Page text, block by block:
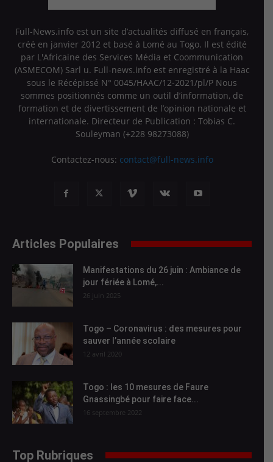
Full-News.info est un site d’actualités diffusé en français,
créé en janvier 2012 et basé à Lomé au Togo. Il est édité
par L'Africaine des Services Média et Coommunication
(ASMECOM) Sarl u. Full-news.info est enregistré à la Haac
sous le Récépissé N° 0045/HAAC/12-2021/pl/P Nous
sommes positionnés comme un outil d’information, de
formation et de divertissement de l’opinion nationale et
internationale. Directeur de Publication : Tobias C.
Souleyman (+228 98273088)
Contactez-nous: contact@full-news.info
Articles Populaires
Manifestations du 26 juin : Ambiance de
jour fériée à Lomé,...
26 juin 2025
Togo – Coronavirus : des mesures pour
sauver l’année scolaire
12 avril 2020
Togo : les 10 mesures de Faure
Gnassingbé pour faire face...
16 septembre 2022
Top Rubriques